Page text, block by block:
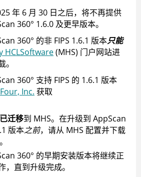
年 6 月 30 日之后，将不再提供
360° 1.6.0 及更早版本。
360° 的非 FIPS 1.6.1 版本只能
HCLSoftware(MHS) 门户网站进
。
360° 支持 FIPS 的 1.6.1 版本
Four, Inc. 获取
迁移到 MHS。在升级到 AppScan
版本之前，请从 MHS 配置并下载
360° 的早期安装版本将继续正
，直到升级完成。